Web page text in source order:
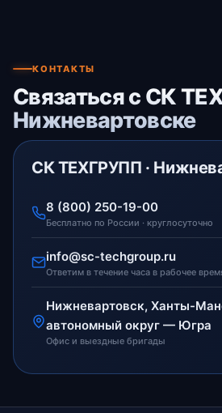
КОНТАКТЫ
Связаться с СК
Нижневартовске
СК ТЕХГРУПП ·
8 (800) 250-19-00
Бесплатно по России · круглосуточно
info@sc-techgroup.ru
Ответим в течение часа в рабочее
Нижневартовск, Ханты-
автономный округ — Югра
Офис и выездные бригады